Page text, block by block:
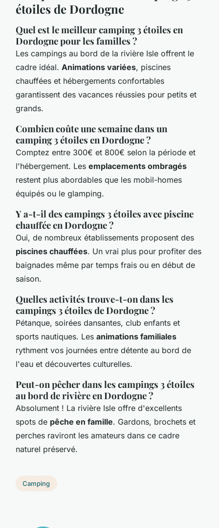
étoiles de Dordogne
Quel est le meilleur camping 3 étoiles en
Dordogne pour les familles ?
Les campings au bord de la rivière Isle offrent le
cadre idéal. Animations variées, piscines
chauffées et hébergements confortables
garantissent des vacances réussies pour petits et
grands.
Combien coûte une semaine dans un
camping 3 étoiles en Dordogne ?
Comptez entre 300€ et 800€ selon la période et
l'hébergement. Les emplacements ombragés
restent plus abordables que les mobil-homes
équipés ou le glamping.
Y a-t-il des campings 3 étoiles avec piscine
chauffée en Dordogne ?
Oui, de nombreux établissements proposent des
piscines chauffées. Un vrai plus pour profiter des
baignades même par temps frais ou en début de
saison.
Quelles activités trouve-t-on dans les
campings 3 étoiles de Dordogne ?
Pétanque, soirées dansantes, club enfants et
sports nautiques. Les animations familiales
rythment vos journées entre détente au bord de
l'eau et découvertes culturelles.
Peut-on pêcher dans les campings 3 étoiles
au bord de rivière en Dordogne ?
Absolument ! La rivière Isle offre d'excellents
spots de pêche en famille. Gardons, brochets et
perches raviront les amateurs dans ce cadre
naturel préservé.
Camping